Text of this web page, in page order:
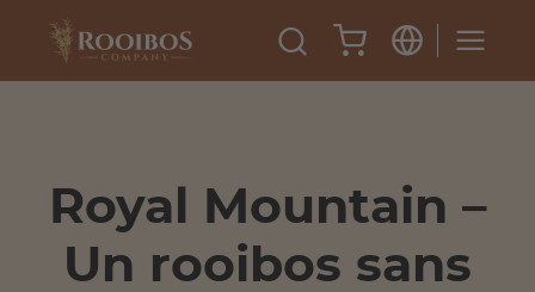
Royal Mountain –
Un rooibos sans